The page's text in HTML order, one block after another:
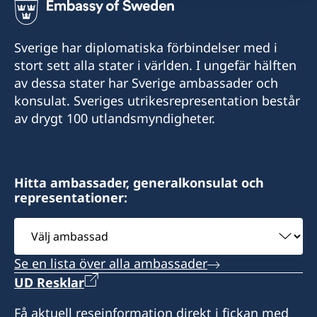
Sverige har diplomatiska förbindelser med i
stort sett alla stater i världen. I ungefär hälften
av dessa stater har Sverige ambassader och
konsulat. Sveriges utrikesrepresentation består
av drygt 100 utlandsmyndigheter.
Hitta ambassader, generalkonsulat och
representationer:
Välj
ambassad
Se en lista över alla ambassader
UD Resklar
Få aktuell reseinformation direkt i fickan med